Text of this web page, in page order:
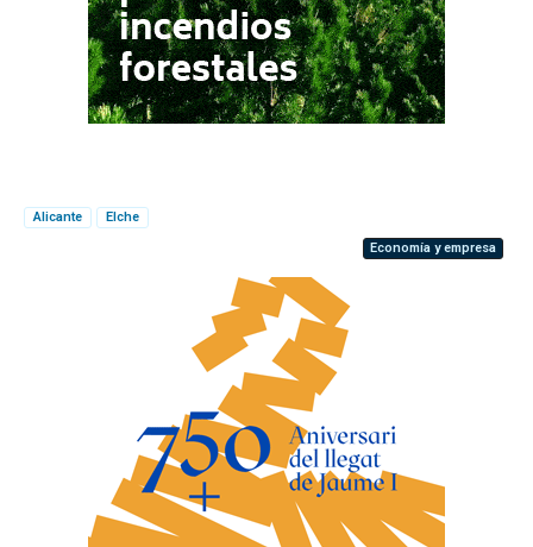
Alicante
Elche
Economía y empresa